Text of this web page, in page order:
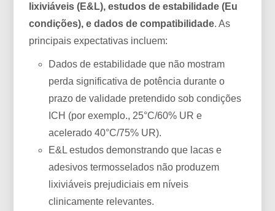
lixiviáveis (E&L), estudos de estabilidade (Eu
condições), e dados de compatibilidade. As
principais expectativas incluem:
Dados de estabilidade que não mostram
perda significativa de potência durante o
prazo de validade pretendido sob condições
ICH (por exemplo., 25°C/60% UR e
acelerado 40°C/75% UR).
E&L estudos demonstrando que lacas e
adesivos termosselados não produzem
lixiviáveis ​​prejudiciais em níveis
clinicamente relevantes.